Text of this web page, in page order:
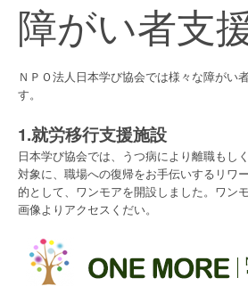
障がい者支
ＮＰＯ法人日本学び協会では様々な障がい
す。
1.就労移行支援施設
日本学び協会では、うつ病により離職もし
対象に、職場への復帰をお手伝いするリワ
的として、ワンモアを開設しました。ワン
画像よりアクセスくだい。